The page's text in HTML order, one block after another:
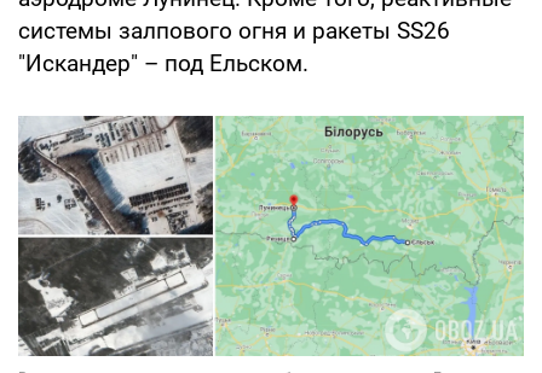
системы залпового огня и ракеты SS26
"Искандер" – под Ельском.